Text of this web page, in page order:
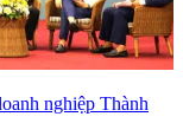
nghiệp Thành